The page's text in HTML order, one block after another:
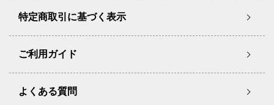
特定商取引に基づく表示
ご利用ガイド
よくある質問